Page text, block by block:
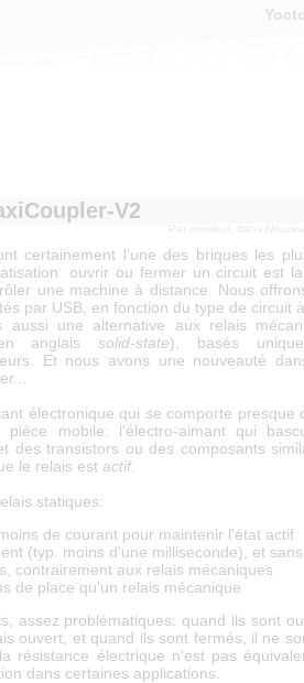
V2
Par
certainement l'une des briques les
ouvrir ou fermer un circuit est
une machine à distance. Nous
par USB, en fonction du type de circuit
aussi une alternative aux relais
anglaissolid-state), basés
Et nous avons une nouveauté
électronique qui se comporte presque
mobile: l'électro-aimant qui
des transistors ou des composants
le relais est actif.
statiques:
de courant pour maintenir l'état actif
(typ. moins d'une milliseconde), et
contrairement aux relais mécaniques
de place qu'un relais mécanique
assez problématiques: quand ils sont
ouvert, et quand ils sont fermés, il ne
résistance électrique n'est pas
dans certaines applications.